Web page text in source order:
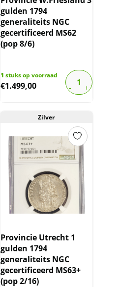
gulden 1794
generaliteits NGC
gecertificeerd MS62
(pop 8/6)
1 stuks op voorraad
€1.499,00
Zilver
Provincie Utrecht 1
gulden 1794
generaliteits NGC
gecertificeerd MS63+
(pop 2/16)